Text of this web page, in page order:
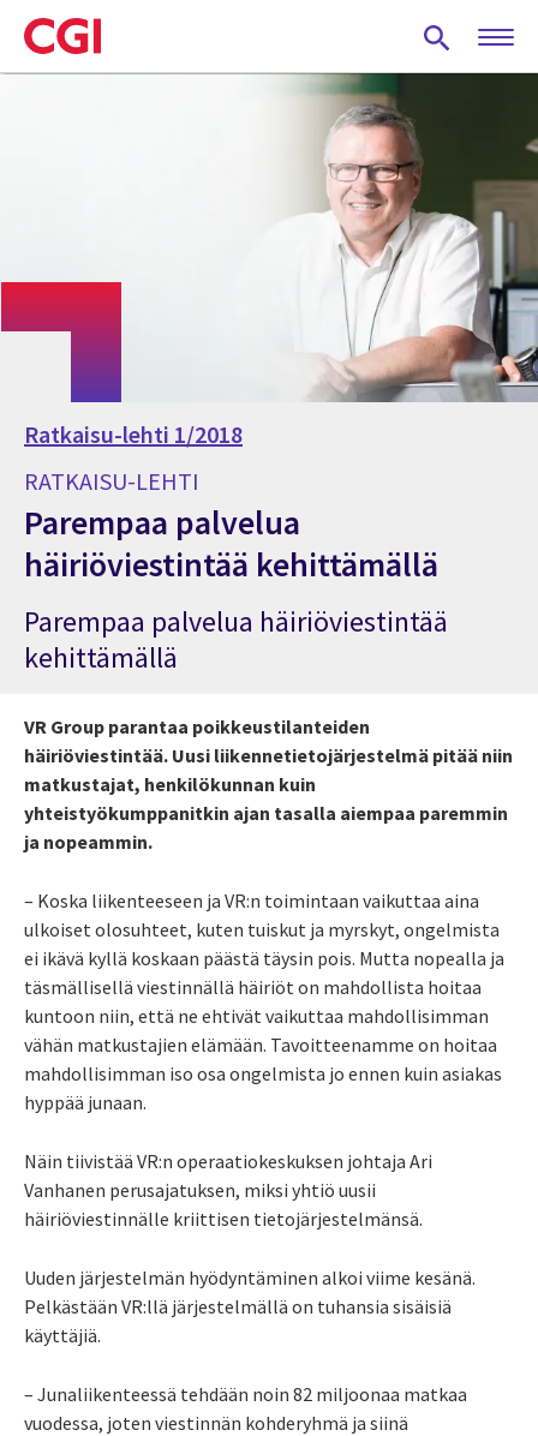
Skip
to
main
Ratkaisu-lehti 1/2018
RATKAISU-LEHTI
Parempaa palvelua
häiriöviestintää kehittämällä
Parempaa palvelua häiriöviestintää
kehittämällä
VR Group parantaa poikkeustilanteiden
häiriöviestintää. Uusi liikennetietojärjestelmä pitää niin
matkustajat, henkilökunnan kuin
yhteistyökumppanitkin ajan tasalla aiempaa paremmin
ja nopeammin.
– Koska liikenteeseen ja VR:n toimintaan vaikuttaa aina
ulkoiset olosuhteet, kuten tuiskut ja myrskyt, ongelmista
ei ikävä kyllä koskaan päästä täysin pois. Mutta nopealla ja
täsmällisellä viestinnällä häiriöt on mahdollista hoitaa
kuntoon niin, että ne ehtivät vaikuttaa mahdollisimman
vähän matkustajien elämään. Tavoitteenamme on hoitaa
mahdollisimman iso osa ongelmista jo ennen kuin asiakas
hyppää junaan.
Näin tiivistää VR:n operaatiokeskuksen johtaja Ari
Vanhanen perusajatuksen, miksi yhtiö uusii
häiriöviestinnälle kriittisen tietojärjestelmänsä.
Uuden järjestelmän hyödyntäminen alkoi viime kesänä.
Pelkästään VR:llä järjestelmällä on tuhansia sisäisiä
käyttäjiä.
– Junaliikenteessä tehdään noin 82 miljoonaa matkaa
vuodessa, joten viestinnän kohderyhmä ja siinä